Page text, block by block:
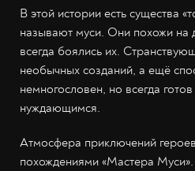
В этой истории есть существа
называют муси. Они похожи на
всегда боялись их.
необычных созданий, а ещё
немногословен, но всегда
нуждающимся.
Атмосфера приключений
похождениями «Мастера Муси».